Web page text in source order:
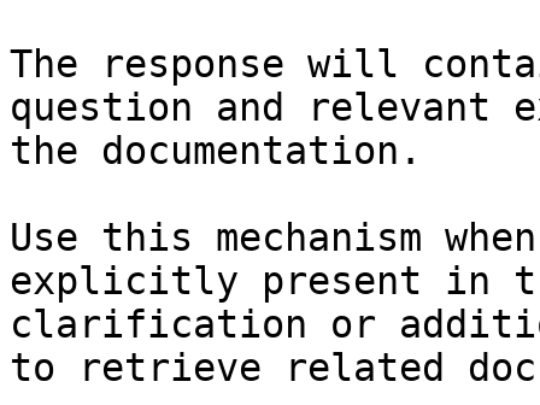
The response will
question and relevant
the documentation.
Use this mechanism
explicitly present in
clarification or